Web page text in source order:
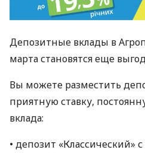
Депозитные вклады в
марта становятся еще
Вы можете разместить
приятную ставку,
вклада:
• депозит «Классический»